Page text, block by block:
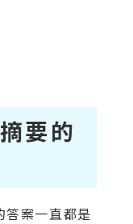
要的
答案一直都是